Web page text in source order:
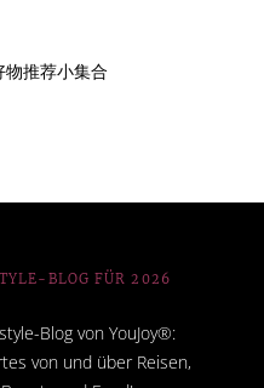
推荐小集合
BLOG FÜR 2026
Blog von YouJoy®:
von und über Reisen,